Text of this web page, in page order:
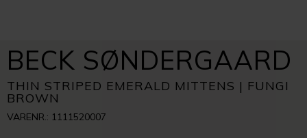
BECK SØNDERGAARD
THIN STRIPED EMERALD MITTENS | FUNGI
BROWN
VARENR.: 1111520007